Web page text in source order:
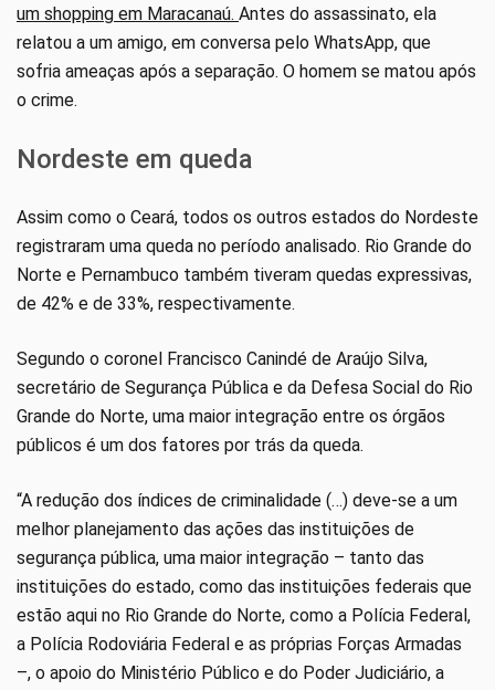
um shopping em Maracanaú. Antes do assassinato, ela
relatou a um amigo, em conversa pelo WhatsApp, que
sofria ameaças após a separação. O homem se matou após
o crime.
Nordeste em queda
Assim como o Ceará, todos os outros estados do Nordeste
registraram uma queda no período analisado. Rio Grande do
Norte e Pernambuco também tiveram quedas expressivas,
de 42% e de 33%, respectivamente.
Segundo o coronel Francisco Canindé de Araújo Silva,
secretário de Segurança Pública e da Defesa Social do Rio
Grande do Norte, uma maior integração entre os órgãos
públicos é um dos fatores por trás da queda.
“A redução dos índices de criminalidade (…) deve-se a um
melhor planejamento das ações das instituições de
segurança pública, uma maior integração – tanto das
instituições do estado, como das instituições federais que
estão aqui no Rio Grande do Norte, como a Polícia Federal,
a Polícia Rodoviária Federal e as próprias Forças Armadas
–, o apoio do Ministério Público e do Poder Judiciário, a